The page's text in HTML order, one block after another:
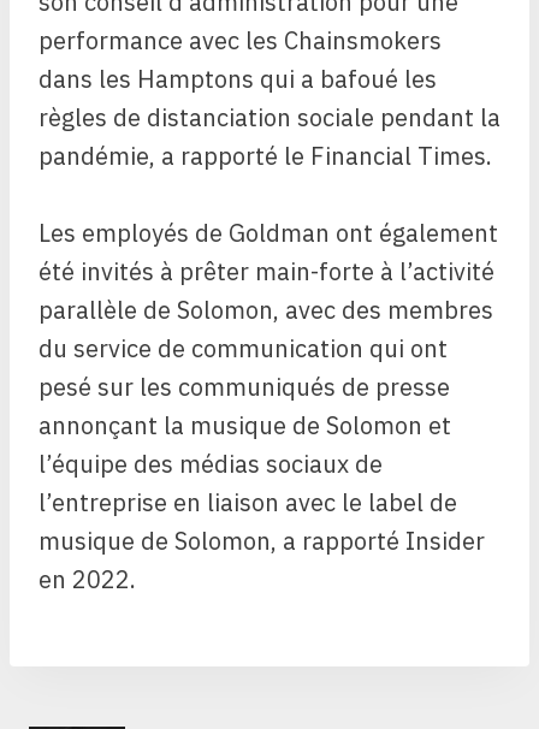
performance avec les Chainsmokers
dans les Hamptons qui a bafoué les
règles de distanciation sociale pendant la
pandémie, a rapporté le Financial Times.
Les employés de Goldman ont également
été invités à prêter main-forte à l’activité
parallèle de Solomon, avec des membres
du service de communication qui ont
pesé sur les communiqués de presse
annonçant la musique de Solomon et
l’équipe des médias sociaux de
l’entreprise en liaison avec le label de
musique de Solomon, a rapporté Insider
en 2022.